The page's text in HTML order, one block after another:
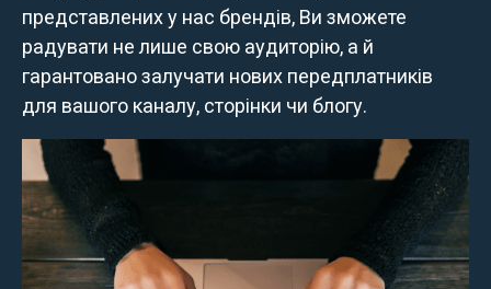
представлених у нас брендів, Ви зможете
радувати не лише свою аудиторію, а й
гарантовано залучати нових передплатників
для вашого каналу, сторінки чи блогу.
Ці товари продаються особам, які
Вам виповнилося 18 років?